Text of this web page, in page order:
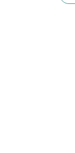
Skala zjawiska